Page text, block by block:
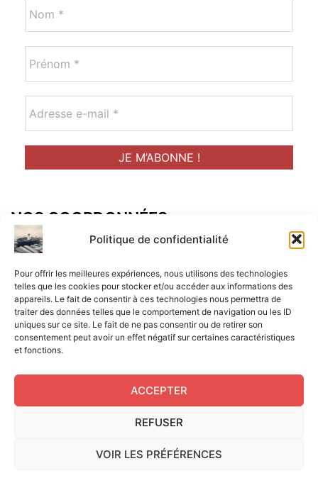
Politique de confidentialité
Pour offrir les meilleures expériences, nous utilisons des technologies
telles que les cookies pour stocker et/ou accéder aux informations des
appareils. Le fait de consentir à ces technologies nous permettra de
traiter des données telles que le comportement de navigation ou les ID
uniques sur ce site. Le fait de ne pas consentir ou de retirer son
consentement peut avoir un effet négatif sur certaines caractéristiques
et fonctions.
ACCEPTER
REFUSER
VOIR LES PRÉFÉRENCES
NOS COORDONNÉES
Adresse postal :
ALCF
34 Rue René Brunen
33950 LEGE CAP-FERRET
Mail :
contact@aperitif-litteraire-cap-ferret.fr
Edité par L'Apéritif Littéraire du Cap-Ferret © 2024